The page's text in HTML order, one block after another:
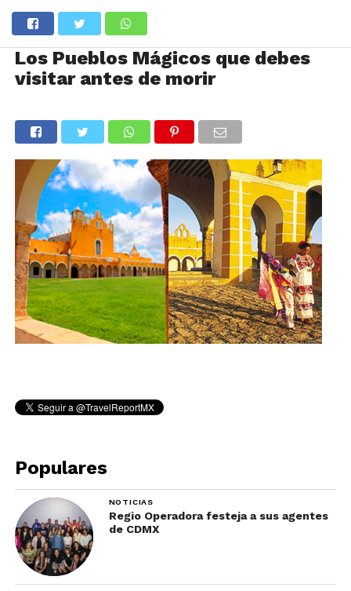
Los Pueblos Mágicos que debes
visitar antes de morir
Populares
NOTICIAS
Regio Operadora festeja a sus agentes
de CDMX